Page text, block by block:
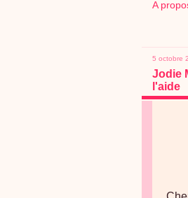
A
5 octobre
Jodie
l'aide